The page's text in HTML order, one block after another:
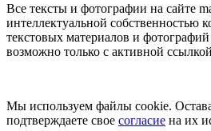
Все тексты и фотографии на сайте
интеллектуальной собственностью
текстовых материалов и фотографий
возможно только с активной
Мы используем файлы cookie.
подтверждаете свое согласие на их